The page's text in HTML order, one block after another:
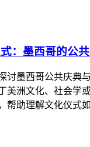
：墨西哥的公
讨墨西哥公共庆典
美洲文化、社会学
帮助理解文化仪式